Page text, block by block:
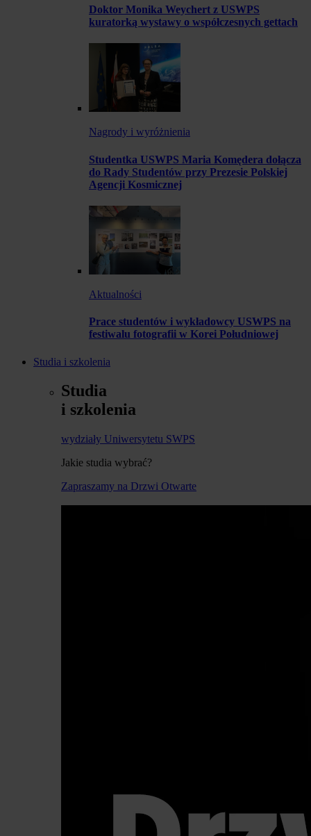
Doktor Monika Weychert z USWPS
kuratorką wystawy o współczesnych gettach
Nagrody i wyróżnienia
Studentka USWPS Maria Komędera dołącza
do Rady Studentów przy Prezesie Polskiej
Agencji Kosmicznej
Aktualności
Prace studentów i wykładowcy USWPS na
festiwalu fotografii w Korei Południowej
Studia i szkolenia
Studia
i szkolenia
wydziały Uniwersytetu SWPS
Jakie studia wybrać?
Zapraszamy na Drzwi Otwarte